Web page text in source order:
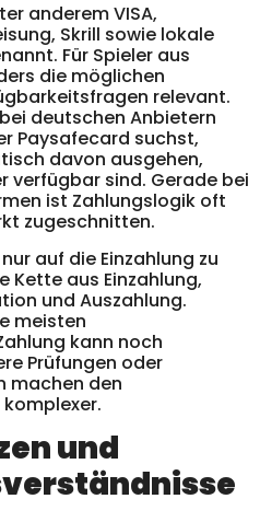
anderem VISA,
Skrill sowie lokale
Für Spieler aus
die möglichen
relevant.
deutschen Anbietern
Paysafecard suchst,
davon ausgehen,
verfügbar sind. Gerade bei
ist Zahlungslogik oft
zugeschnitten.
auf die Einzahlung zu
Kette aus Einzahlung,
und Auszahlung.
meisten
kann noch
Prüfungen oder
machen den
und